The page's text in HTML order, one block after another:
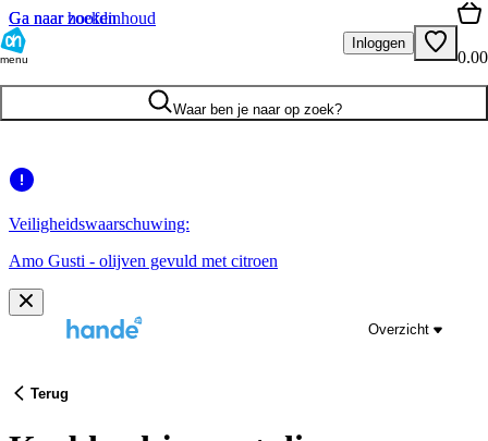
Ga naar hoofdinhoud
Ga naar zoeken
menu
Inloggen
0.00
Waar ben je naar op zoek?
Veiligheidswaarschuwing:
Amo Gusti - olijven gevuld met citroen
Overzicht
Terug